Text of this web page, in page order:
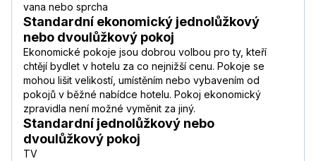
vana nebo sprcha
Standardní ekonomický jednolůžkový
nebo dvoulůžkový pokoj
Ekonomické pokoje jsou dobrou volbou pro ty, kteří
chtějí bydlet v hotelu za co nejnižší cenu. Pokoje se
mohou lišit velikostí, umístěním nebo vybavením od
pokojů v běžné nabídce hotelu. Pokoj ekonomický
zpravidla není možné vyměnit za jiný.
Standardní jednolůžkový nebo
dvoulůžkový pokoj
TV